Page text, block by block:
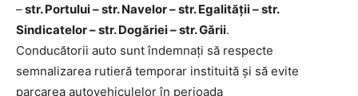
–str. Portului – str. Navelor – str. Egalității – str.
Sindicatelor – str. Dogăriei – str. Gării.
Conducătorii auto sunt îndemnați să respecte
semnalizarea rutieră temporar instituită și să evite
parcarea autovehiculelor în perioada